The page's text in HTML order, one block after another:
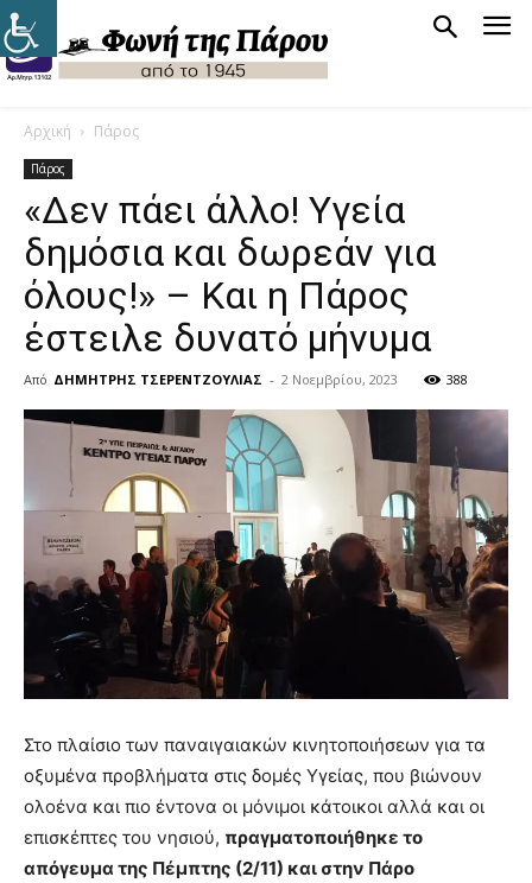
Αρχική Πάρος
Πάρος
«Δεν πάει άλλο! Υγεία
δημόσια και δωρεάν για
όλους!» – Και η Πάρος
έστειλε δυνατό μήνυμα
Από ΔΗΜΗΤΡΗΣ ΤΣΕΡΕΝΤΖΟΥΛΙΑΣ - 2 Νοεμβρίου, 2023 388
Στο πλαίσιο των παναιγαιακών κινητοποιήσεων για τα
οξυμένα προβλήματα στις δομές Υγείας, που βιώνουν
ολοένα και πιο έντονα οι μόνιμοι κάτοικοι αλλά και οι
επισκέπτες του νησιού, πραγματοποιήθηκε το
απόγευμα της Πέμπτης (2/11) και στην Πάρο